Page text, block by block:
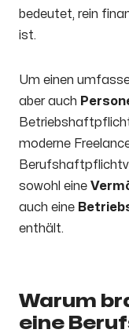
bedeutet, rein
ist.
Um einen
aber auch
moderne
sowohl eine
auch eine
enthält.
Warum
eine